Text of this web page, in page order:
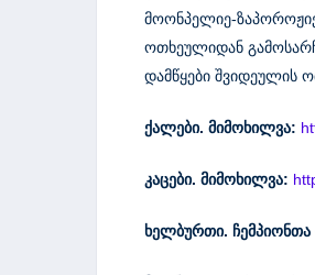
მოონპელიე-
ოთხეულიდან
დამწყები შვიდეულის
ქალები. მიმოხილვა:
კაცები. მიმოხილვა:
ხელბურთი.